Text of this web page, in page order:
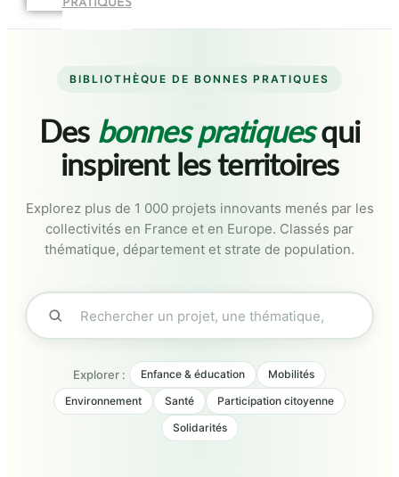
PRATIQUES
BIBLIOTHÈQUE DE BONNES PRATIQUES
Des bonnes pratiquesqui
inspirent les territoires
Explorez plus de 1 000 projets innovants menés par les
collectivités en France et en Europe. Classés par
thématique, département et strate de population.
Explorer : Enfance & éducation
Mobilités
Environnement
Santé
Participation citoyenne
Solidarités